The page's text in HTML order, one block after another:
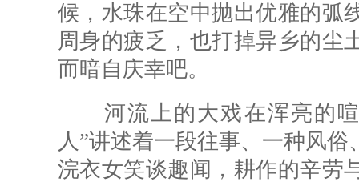
候，水珠在空中抛出优雅的弧
周身的疲乏，也打掉异乡的尘
而暗自庆幸吧。
河流上的大戏在浑亮的喧
人”讲述着一段往事、一种风
浣衣女笑谈趣闻，耕作的辛劳